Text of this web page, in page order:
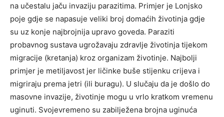
na učestalu jaču invaziju parazitima. Primjer je Lonjsko
poje gdje se napasuje veliki broj domaćih životinja gdje
su uz konje najbrojnija upravo goveda. Paraziti
probavnog sustava ugrožavaju zdravlje životinja tijekom
migracije (kretanja) kroz organizam životinje. Najbolji
primjer je metiljavost jer ličinke buše stijenku crijeva i
migriraju prema jetri (ili buragu). U slučaju da je došlo do
masovne invazije, životinje mogu u vrlo kratkom vremenu
uginuti. Svojevremeno su zabilježena brojna uginuća